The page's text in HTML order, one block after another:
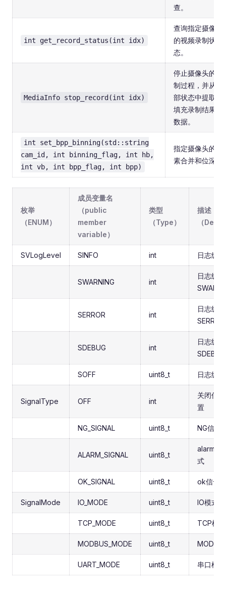
查。
int get_record_status(int idx)
查询指定摄像头
的视频录制状
态。
MediaInfo stop_record(int idx)
停止摄像头的录
制过程，并从内
部状态中提取并
填充录制结果元
数据。
int set_bpp_binning(std::string
cam_id, int binning_flag, int hb,
int vb, int bpp_flag, int bpp)
指定摄像头的像
素合并和位深。
枚举
（ENUM）
成员变量名
（public
member
variable）
类型
（Type）
描述
（
SVLogLevel SINFO int 日志级
SWARNING int
日志级别
SERROR int
日志级别
SERROR
SDEBUG int
日志级别
SDEBUG
SOFF uint8_t 日志级
SignalType OFF int
关闭信
置
NG_SIGNAL uint8_t NG信号
ALARM_SIGNAL uint8_t
alarm信
式
OK_SIGNAL uint8_t ok信号
SignalMode IO_MODE uint8_t IO模式
TCP_MODE uint8_t TCP模式
MODBUS_MODE uint8_t
UART_MODE uint8_t 串口模式